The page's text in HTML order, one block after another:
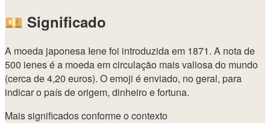
💴 Significado
A moeda japonesa Iene foi introduzida em 1871. A nota de
500 ienes é a moeda em circulação mais valiosa do mundo
(cerca de 4,20 euros). O emoji é enviado, no geral, para
indicar o país de origem, dinheiro e fortuna.
Mais significados conforme o contexto